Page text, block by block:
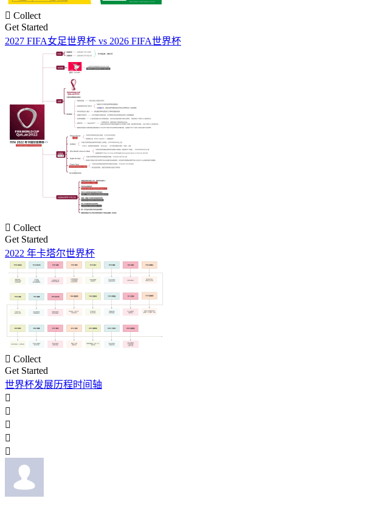
 Collect
Get Started
2027 FIFA女足世界杯 vs 2026 FIFA世界杯
 Collect
Get Started
2022 年卡塔尔世界杯
 Collect
Get Started
世界杯发展历程时间轴




